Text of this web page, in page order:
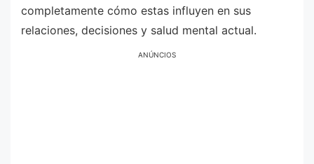
completamente cómo estas influyen en sus
relaciones, decisiones y salud mental actual.
ANÚNCIOS